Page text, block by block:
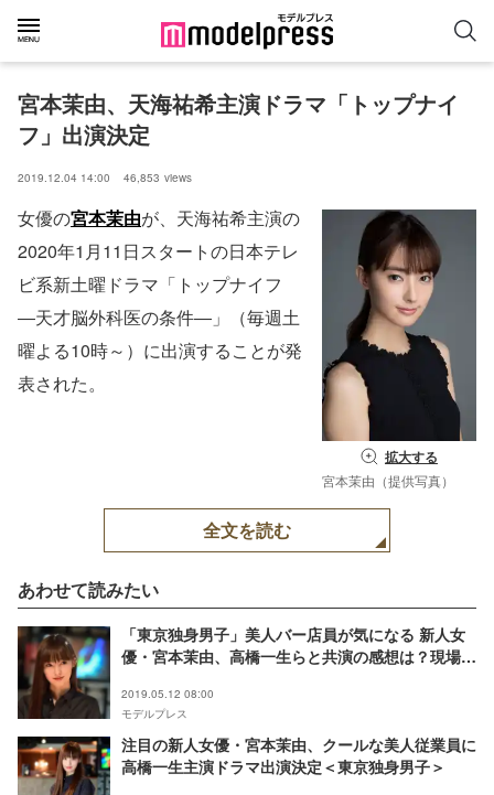
宮本茉由、天海祐希主演ドラマ「トップナイ
フ」出演決定
2019.12.04 14:00 46,853 views
拡大する
宮本茉由（提供写真）
女優の宮本茉由が、天海祐希主演の
2020年1月11日スタートの日本テレ
ビ系新土曜ドラマ「トップナイフ
―天才脳外科医の条件―」（毎週土
曜よる10時～）に出演することが発
表された。
全文を読む
あわせて読みたい
「東京独身男子」美人バー店員が気になる 新人女
優・宮本茉由、高橋一生らと共演の感想は？現場裏
2019.05.12 08:00
モデルプレス
注目の新人女優・宮本茉由、クールな美人従業員に
高橋一生主演ドラマ出演決定＜東京独身男子＞